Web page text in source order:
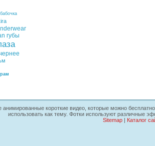
бабочка
губы
короткие видео, которые можно
использовать как тему. Фотки используют различные
Sitemap| Каталог